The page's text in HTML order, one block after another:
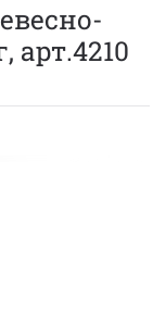
арт.4210